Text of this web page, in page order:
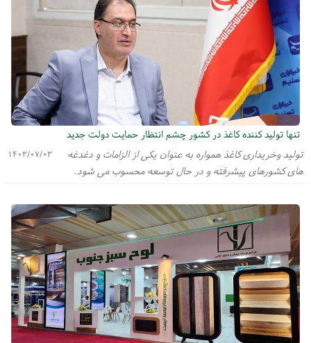
تنها تولید کننده کاغذ در کشور چشم انتظار حمایت دولت جدید
۱۴۰۳/۰۷/۰۳
تولید وخریداری کاغذ همواره به عنوان یکی از الزامات و دغدغه
های کشورهای پیشرفته و در حال توسعه محسوب می شود.